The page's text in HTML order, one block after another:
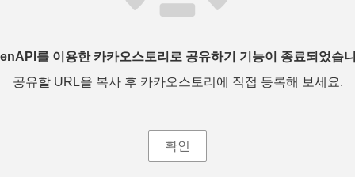
를 이용한 카카오스토리로 공유하기 기능이 종료되었습
공유할 URL을 복사 후 카카오스토리에 직접 등록해 보세요.
확인